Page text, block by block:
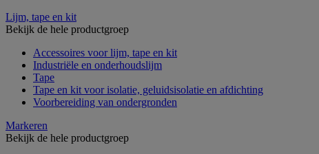
Lijm, tape en kit
Bekijk de hele productgroep
Accessoires voor lijm, tape en kit
Industriële en onderhoudslijm
Tape
Tape en kit voor isolatie, geluidsisolatie en afdichting
Voorbereiding van ondergronden
Markeren
Bekijk de hele productgroep